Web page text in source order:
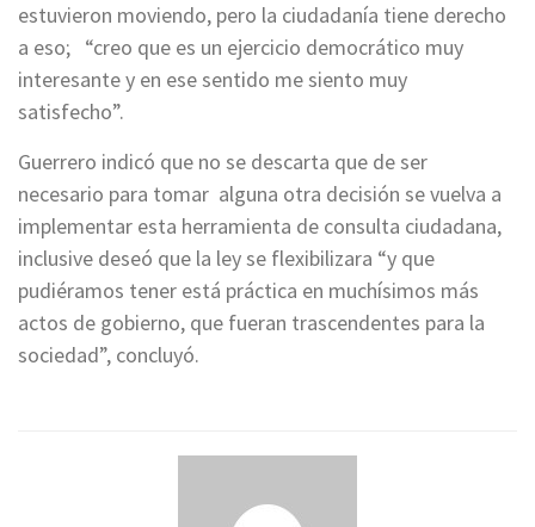
estuvieron moviendo, pero la ciudadanía tiene derecho
a eso; “creo que es un ejercicio democrático muy
interesante y en ese sentido me siento muy
satisfecho”.
Guerrero indicó que no se descarta que de ser
necesario para tomar alguna otra decisión se vuelva a
implementar esta herramienta de consulta ciudadana,
inclusive deseó que la ley se flexibilizara “y que
pudiéramos tener está práctica en muchísimos más
actos de gobierno, que fueran trascendentes para la
sociedad”, concluyó.